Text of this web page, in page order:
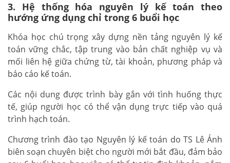
3. Hệ thống hóa nguyên lý kế toán theo
hướng ứng dụng chỉ trong 6 buổi học
Khóa học chú trọng xây dựng nền tảng nguyên lý kế
toán vững chắc, tập trung vào bản chất nghiệp vụ và
mối liên hệ giữa chứng từ, tài khoản, phương pháp và
báo cáo kế toán.
Các nội dung được trình bày gắn với tình huống thực
tế, giúp người học có thể vận dụng trực tiếp vào quá
trình hạch toán.
Chương trình đào tạo Nguyên lý kế toán do TS Lê Ánh
biên soạn chuyên biệt cho người mới bắt đầu, đảm bảo